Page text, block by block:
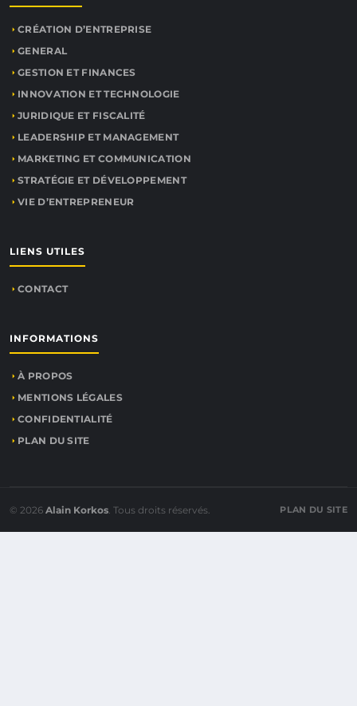
CRÉATION D’ENTREPRISE
GENERAL
GESTION ET FINANCES
INNOVATION ET TECHNOLOGIE
JURIDIQUE ET FISCALITÉ
LEADERSHIP ET MANAGEMENT
MARKETING ET COMMUNICATION
STRATÉGIE ET DÉVELOPPEMENT
VIE D’ENTREPRENEUR
LIENS UTILES
CONTACT
INFORMATIONS
À PROPOS
MENTIONS LÉGALES
CONFIDENTIALITÉ
PLAN DU SITE
© 2026 Alain Korkos. Tous droits réservés. PLAN DU SITE